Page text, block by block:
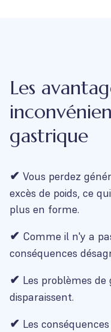
Les
gastrique
✔ Vous perdez
excès de poids, ce
plus en forme.
✔ Comme il n'y a
conséquences
✔ Les problèmes
disparaissent.
✔ Les